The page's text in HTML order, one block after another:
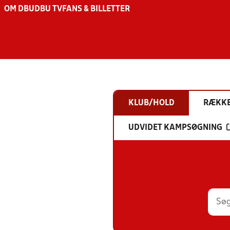
OM DBU DBU TV FANS & BILLETTER
KLUB/HOLD
UDVIDET KAMPSØGNING